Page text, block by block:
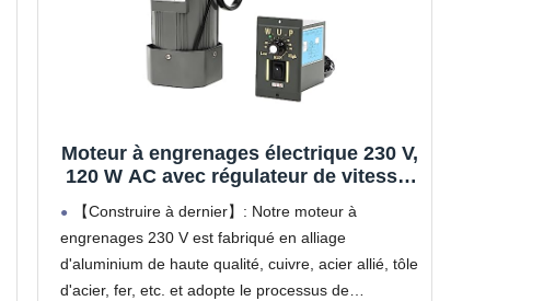
Moteur à engrenages électrique 230 V,
120 W AC avec régulateur de vitesse,
couple élevé, bobine en cuivre pur,
moteur à engrenages réglables 1650
tr/min 30:1 pour appareils intelligents
【Construire à dernier】: Notre moteur à
engrenages 230 V est fabriqué en alliage
d'aluminium de haute qualité, cuivre, acier allié, tôle
d'acier, fer, etc. et adopte le processus de